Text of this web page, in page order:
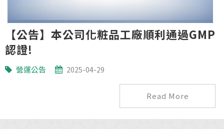
【公告】本公司化粧品工廠順利通過GMP
認證!
營運公告 2025-04-29
Read More